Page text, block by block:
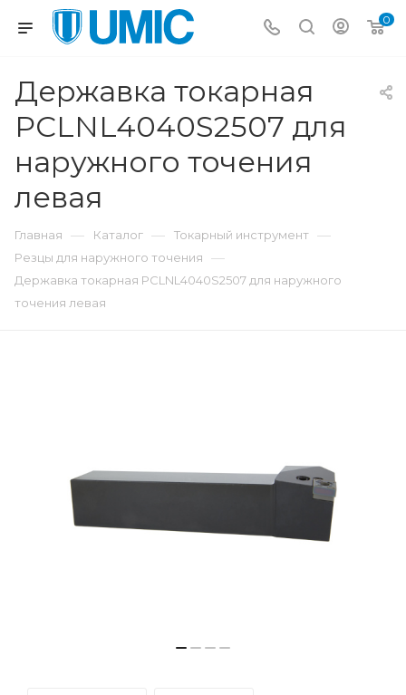
0
Державка токарная
PCLNL4040S2507 для
наружного точения
левая
Главная — Каталог — Токарный инструмент —
Резцы для наружного точения —
Державка токарная PCLNL4040S2507 для наружного
точения левая